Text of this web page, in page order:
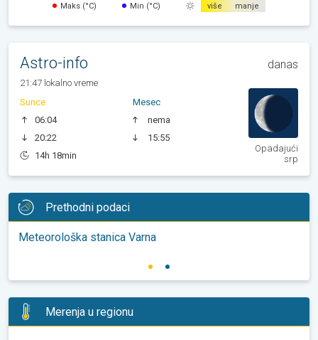
Maks (°C) Min (°C) više manje
Astro-info danas
21:47 lokalno vreme
Sunce
06:04
20:22
14h 18min
Mesec
nema
15:55
Opadajući
srp
Prethodni podaci
Meteorološka stanica Varna
Merenja u regionu